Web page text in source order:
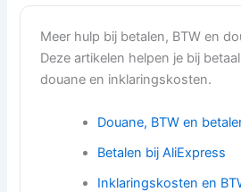
Meer hulp bij betalen, BTW en
Deze artikelen helpen je bij
douane en inklaringskosten.
Douane, BTW en
Betalen bij AliExpress
Inklaringskosten en